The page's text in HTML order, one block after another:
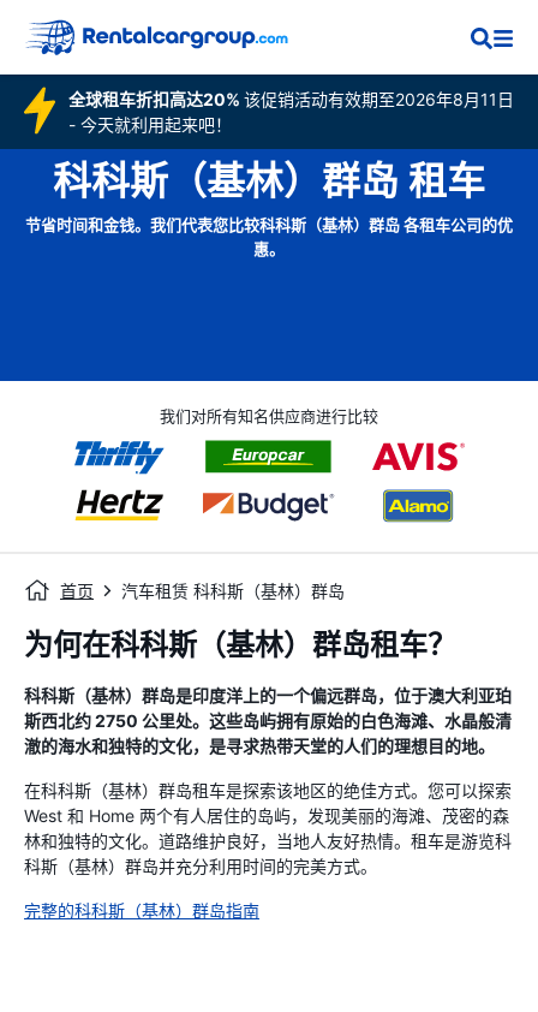
全球租车折扣高达20% 该促销活动有效期至2026年8月11日
- 今天就利用起来吧！
科科斯（基林）群岛 租车
节省时间和金钱。我们代表您比较科科斯（基林）群岛 各租车公司的优
惠。
我们对所有知名供应商进行比较
首页 汽车租赁 科科斯（基林）群岛
为何在科科斯（基林）群岛租车？
科科斯（基林）群岛是印度洋上的一个偏远群岛，位于澳大利亚珀
斯西北约 2750 公里处。这些岛屿拥有原始的白色海滩、水晶般清
澈的海水和独特的文化，是寻求热带天堂的人们的理想目的地。
在科科斯（基林）群岛租车是探索该地区的绝佳方式。您可以探索
West 和 Home 两个有人居住的岛屿，发现美丽的海滩、茂密的森
林和独特的文化。道路维护良好，当地人友好热情。租车是游览科
科斯（基林）群岛并充分利用时间的完美方式。
完整的科科斯（基林）群岛指南